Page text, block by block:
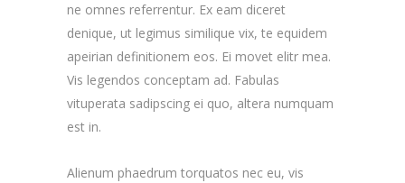
ne omnes referrentur. Ex eam diceret
denique, ut legimus similique vix, te equidem
apeirian definitionem eos. Ei movet elitr mea.
Vis legendos conceptam ad. Fabulas
vituperata sadipscing ei quo, altera numquam
est in.
Alienum phaedrum torquatos nec eu, vis